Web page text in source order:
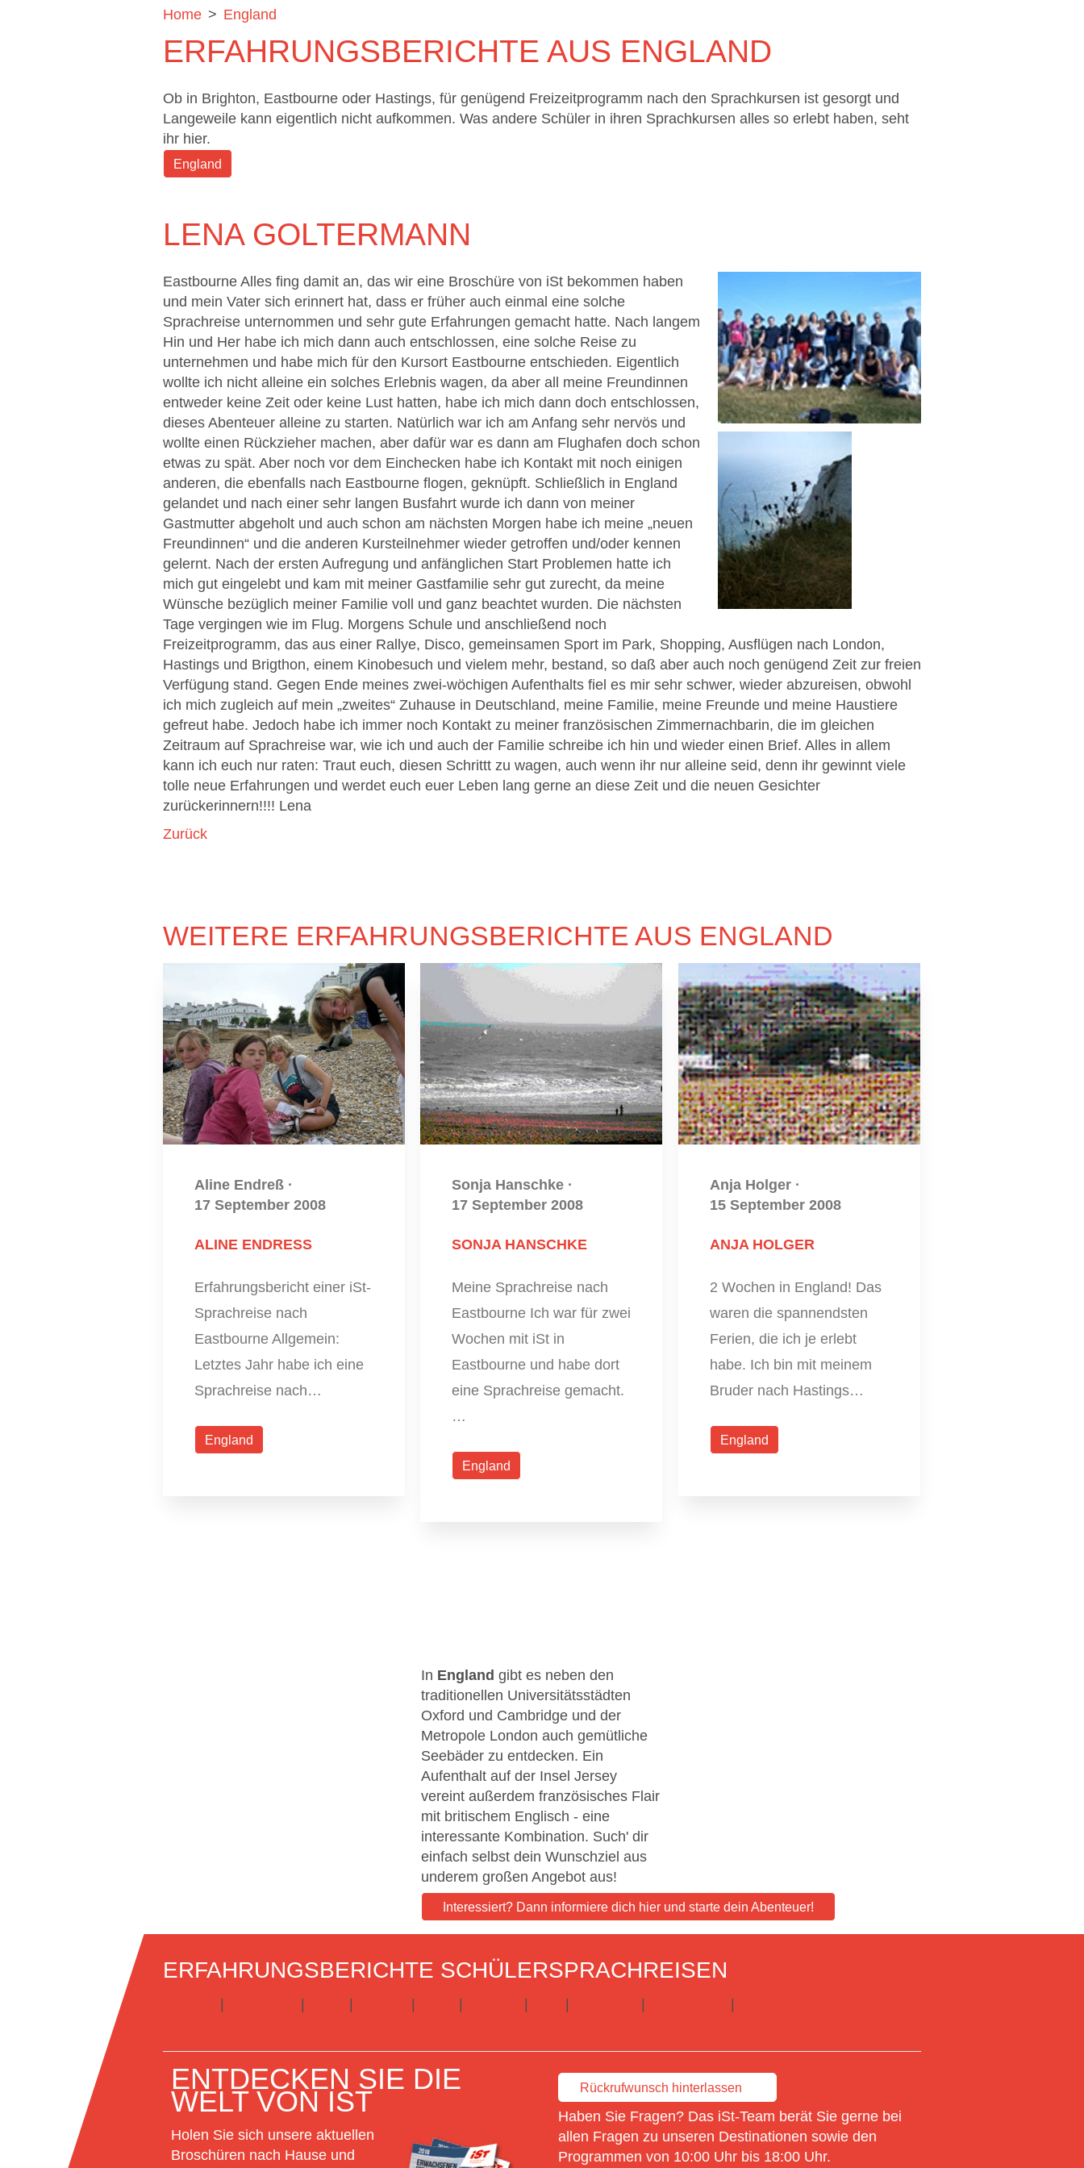
Home > England
ERFAHRUNGSBERICHTE AUS ENGLAND
Ob in Brighton, Eastbourne oder Hastings, für genügend Freizeitprogramm nach den Sprachkursen ist gesorgt und
Langeweile kann eigentlich nicht aufkommen. Was andere Schüler in ihren Sprachkursen alles so erlebt haben, seht
ihr hier.
England
LENA GOLTERMANN
Eastbourne Alles fing damit an, das wir eine Broschüre von iSt bekommen haben
und mein Vater sich erinnert hat, dass er früher auch einmal eine solche
Sprachreise unternommen und sehr gute Erfahrungen gemacht hatte. Nach langem
Hin und Her habe ich mich dann auch entschlossen, eine solche Reise zu
unternehmen und habe mich für den Kursort Eastbourne entschieden. Eigentlich
wollte ich nicht alleine ein solches Erlebnis wagen, da aber all meine Freundinnen
entweder keine Zeit oder keine Lust hatten, habe ich mich dann doch entschlossen,
dieses Abenteuer alleine zu starten. Natürlich war ich am Anfang sehr nervös und
wollte einen Rückzieher machen, aber dafür war es dann am Flughafen doch schon
etwas zu spät. Aber noch vor dem Einchecken habe ich Kontakt mit noch einigen
anderen, die ebenfalls nach Eastbourne flogen, geknüpft. Schließlich in England
gelandet und nach einer sehr langen Busfahrt wurde ich dann von meiner
Gastmutter abgeholt und auch schon am nächsten Morgen habe ich meine „neuen
Freundinnen“ und die anderen Kursteilnehmer wieder getroffen und/oder kennen
gelernt. Nach der ersten Aufregung und anfänglichen Start Problemen hatte ich
mich gut eingelebt und kam mit meiner Gastfamilie sehr gut zurecht, da meine
Wünsche bezüglich meiner Familie voll und ganz beachtet wurden. Die nächsten
Tage vergingen wie im Flug. Morgens Schule und anschließend noch
Freizeitprogramm, das aus einer Rallye, Disco, gemeinsamen Sport im Park, Shopping, Ausflügen nach London,
Hastings und Brigthon, einem Kinobesuch und vielem mehr, bestand, so daß aber auch noch genügend Zeit zur freien
Verfügung stand. Gegen Ende meines zwei-wöchigen Aufenthalts fiel es mir sehr schwer, wieder abzureisen, obwohl
ich mich zugleich auf mein „zweites“ Zuhause in Deutschland, meine Familie, meine Freunde und meine Haustiere
gefreut habe. Jedoch habe ich immer noch Kontakt zu meiner französischen Zimmernachbarin, die im gleichen
Zeitraum auf Sprachreise war, wie ich und auch der Familie schreibe ich hin und wieder einen Brief. Alles in allem
kann ich euch nur raten: Traut euch, diesen Schrittt zu wagen, auch wenn ihr nur alleine seid, denn ihr gewinnt viele
tolle neue Erfahrungen und werdet euch euer Leben lang gerne an diese Zeit und die neuen Gesichter
zurückerinnern!!!! Lena
Zurück
WEITERE ERFAHRUNGSBERICHTE AUS ENGLAND
Aline Endreß ·
17 September 2008
ALINE ENDRESS
Erfahrungsbericht einer iSt-
Sprachreise nach
Eastbourne Allgemein:
Letztes Jahr habe ich eine
Sprachreise nach…
England
Sonja Hanschke ·
17 September 2008
SONJA HANSCHKE
Meine Sprachreise nach
Eastbourne Ich war für zwei
Wochen mit iSt in
Eastbourne und habe dort
eine Sprachreise gemacht.
…
England
Anja Holger ·
15 September 2008
ANJA HOLGER
2 Wochen in England! Das
waren die spannendsten
Ferien, die ich je erlebt
habe. Ich bin mit meinem
Bruder nach Hastings…
England
In England gibt es neben den
traditionellen Universitätsstädten
Oxford und Cambridge und der
Metropole London auch gemütliche
Seebäder zu entdecken. Ein
Aufenthalt auf der Insel Jersey
vereint außerdem französisches Flair
mit britischem Englisch - eine
interessante Kombination. Such' dir
einfach selbst dein Wunschziel aus
underem großen Angebot aus!
Interessiert? Dann informiere dich hier und starte dein Abenteuer!
ERFAHRUNGSBERICHTE SCHÜLERSPRACHREISEN
ENTDECKEN SIE DIE
WELT VON IST
Holen Sie sich unsere aktuellen
Broschüren nach Hause und
Rückrufwunsch hinterlassen
Haben Sie Fragen? Das iSt-Team berät Sie gerne bei
allen Fragen zu unseren Destinationen sowie den
Programmen von 10:00 Uhr bis 18:00 Uhr.